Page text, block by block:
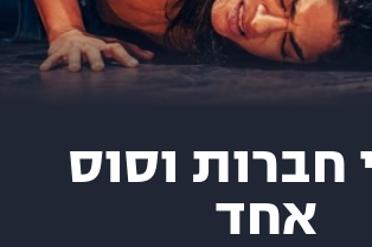
חברות וסוס
אחד